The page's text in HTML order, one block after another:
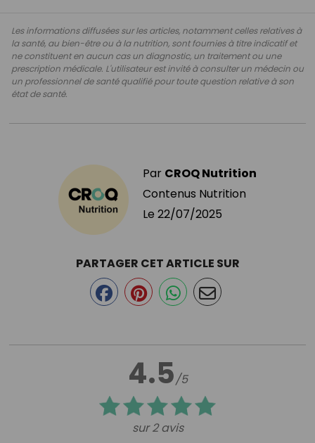
Les informations diffusées sur les articles, notamment celles relatives à
la santé, au bien-être ou à la nutrition, sont fournies à titre indicatif et
ne constituent en aucun cas un diagnostic, un traitement ou une
prescription médicale. L'utilisateur est invité à consulter un médecin ou
un professionnel de santé qualifié pour toute question relative à son
état de santé.
Par CROQ Nutrition
Contenus Nutrition
Le 22/07/2025
4.5/5
sur 2 avis
PARTAGER CET ARTICLE SUR